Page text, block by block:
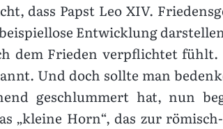
dass Papst Leo XIV.
Entwicklung
dem Frieden verpflichtet
Und doch sollte man
geschlummert hat, nun
„kleine Horn“, das zur